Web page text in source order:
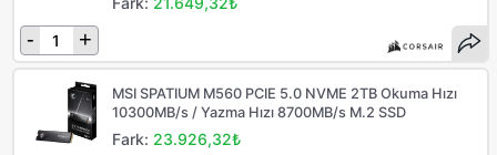
- +
MSI SPATIUM M560 PCIE 5.0 NVME 2TB Okuma Hızı
10300MB/s / Yazma Hızı 8700MB/s M.2 SSD
Fark: 23.926,32₺